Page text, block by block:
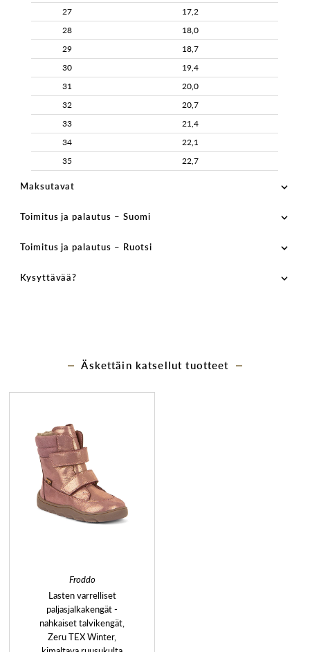
27
17,2
28
18,0
29
18,7
30
19,4
31
20,0
32
20,7
33
21,4
34
22,1
35
22,7
Maksutavat
Toimitus ja palautus – Suomi
Toimitus ja palautus – Ruotsi
Kysyttävää?
Äskettäin katsellut tuotteet
Froddo
Lasten varrelliset
paljasjalkakengät -
nahkaiset talvikengät,
Zeru TEX Winter,